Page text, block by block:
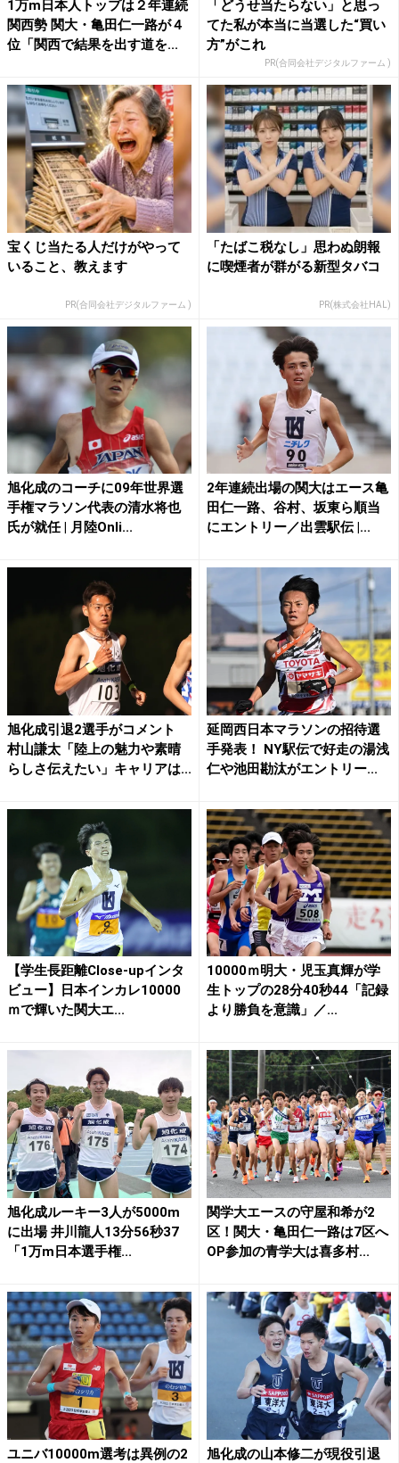
1万m日本人トップは２年連続
関西勢 関大・亀田仁一路が４
位「関西で結果を出す道を...
「どうせ当たらない」と思っ
てた私が本当に当選した“買い
方”がこれ
PR(合同会社デジタルファーム )
宝くじ当たる人だけがやって
いること、教えます
PR(合同会社デジタルファーム )
「たばこ税なし」思わぬ朗報
に喫煙者が群がる新型タバコ
PR(株式会社HAL)
旭化成のコーチに09年世界選
手権マラソン代表の清水将也
氏が就任 | 月陸Onli...
2年連続出場の関大はエース亀
田仁一路、谷村、坂東ら順当
にエントリー／出雲駅伝 |...
旭化成引退2選手がコメント
村山謙太「陸上の魅力や素晴
らしさ伝えたい」キャリアは...
延岡西日本マラソンの招待選
手発表！ NY駅伝で好走の湯浅
仁や池田勘汰がエントリー...
【学生長距離Close-upインタ
ビュー】日本インカレ10000
ｍで輝いた関大エ...
10000ｍ明大・児玉真輝が学
生トップの28分40秒44「記録
より勝負を意識」／...
旭化成ルーキー3人が5000m
に出場 井川龍人13分56秒37
「1万m日本選手権...
関学大エースの守屋和希が2
区！関大・亀田仁一路は7区へ
OP参加の青学大は喜多村...
ユニバ10000m選考は異例の2
旭化成の山本修二が現役引退